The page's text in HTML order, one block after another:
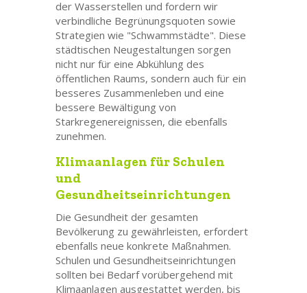
der Wasserstellen und fordern wir
verbindliche Begrünungsquoten sowie
Strategien wie "Schwammstädte". Diese
städtischen Neugestaltungen sorgen
nicht nur für eine Abkühlung des
öffentlichen Raums, sondern auch für ein
besseres Zusammenleben und eine
bessere Bewältigung von
Starkregenereignissen, die ebenfalls
zunehmen.
Klimaanlagen für Schulen
und
Gesundheitseinrichtungen
Die Gesundheit der gesamten
Bevölkerung zu gewährleisten, erfordert
ebenfalls neue konkrete Maßnahmen.
Schulen und Gesundheitseinrichtungen
sollten bei Bedarf vorübergehend mit
Klimaanlagen ausgestattet werden, bis